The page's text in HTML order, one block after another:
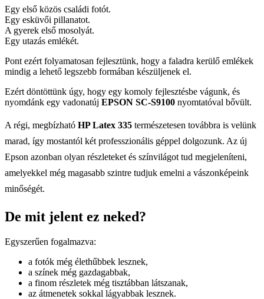
Egy első közös családi fotót.
Egy esküvői pillanatot.
A gyerek első mosolyát.
Egy utazás emlékét.
Pont ezért folyamatosan fejlesztünk, hogy a faladra kerülő emlékek
mindig a lehető legszebb formában készüljenek el.
Ezért döntöttünk úgy, hogy egy komoly fejlesztésbe vágunk, és
nyomdánk egy vadonatúj EPSON SC-S9100 nyomtatóval bővült.
A régi, megbízható HP Latex 335 természetesen továbbra is velünk
marad, így mostantól két professzionális géppel dolgozunk. Az új
Epson azonban olyan részleteket és színvilágot tud megjeleníteni,
amelyekkel még magasabb szintre tudjuk emelni a vászonképeink
minőségét.
De mit jelent ez neked?
Egyszerűen fogalmazva:
a fotók még élethűbbek lesznek,
a színek még gazdagabbak,
a finom részletek még tisztábban látszanak,
az átmenetek sokkal lágyabbak lesznek.